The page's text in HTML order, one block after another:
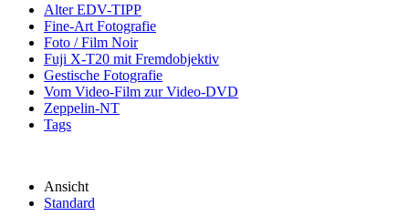
Alter EDV-TIPP
Fine-Art Fotografie
Foto / Film Noir
Fuji X-T20 mit Fremdobjektiv
Gestische Fotografie
Vom Video-Film zur Video-DVD
Zeppelin-NT
Tags
Ansicht
Standard